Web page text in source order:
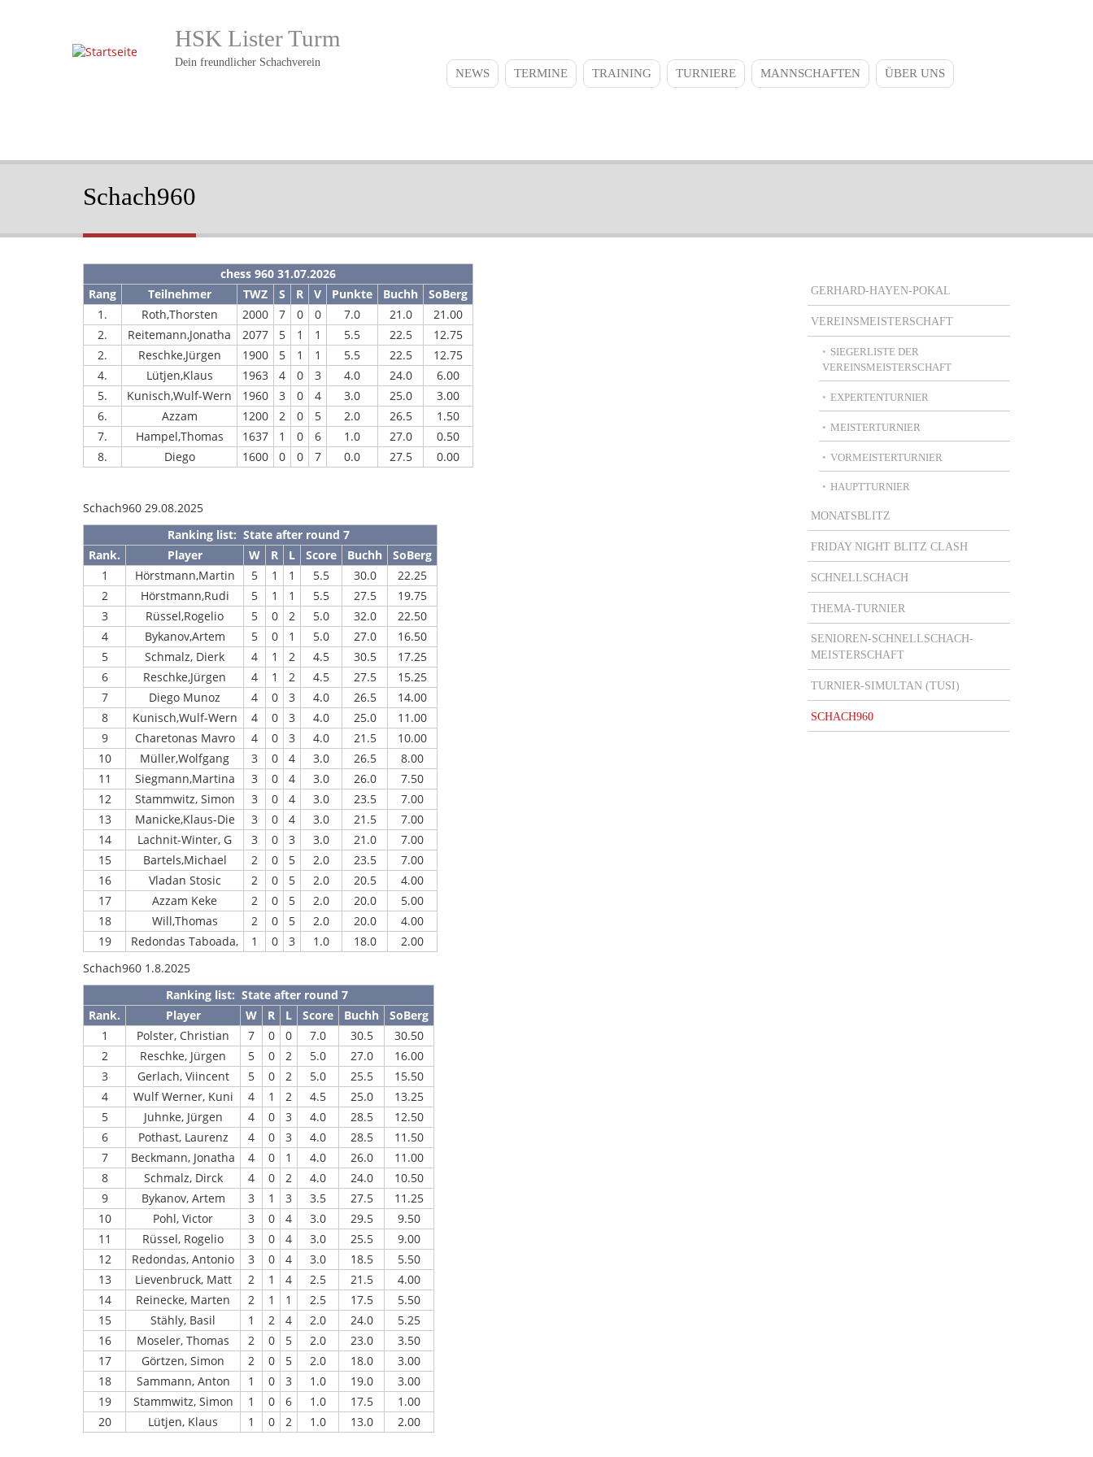
HSK Lister Turm
Dein freundlicher Schachverein
Main
NEWS TERMINE TRAINING TURNIERE MANNSCHAFTEN ÜBER UNS
Schach960
chess 960 31.07.2026
Rang
Teilnehmer TWZ S R V Punkte Buchh
SoBerg
1.
Roth,Thorsten 2000 7 0 0 7.0 21.0
21.00
2.
Reitemann,Jonatha 2077 5 1 1 5.5 22.5
12.75
2.
Reschke,Jürgen 1900 5 1 1 5.5 22.5
12.75
4.
Lütjen,Klaus 1963 4 0 3 4.0 24.0
6.00
5.
Kunisch,Wulf-Wern 1960 3 0 4 3.0 25.0
3.00
6.
Azzam 1200 2 0 5 2.0 26.5
1.50
7.
Hampel,Thomas 1637 1 0 6 1.0 27.0
0.50
8.
Diego 1600 0 0 7 0.0 27.5 0.00
Schach960 29.08.2025
Ranking list: State after round 7
Rank.
Player W R L Score Buchh
SoBerg
1
Hörstmann,Martin 5 1 1 5.5 30.0
22.25
2
Hörstmann,Rudi 5 1 1 5.5 27.5
19.75
3
Rüssel,Rogelio 5 0 2 5.0 32.0
22.50
4
Bykanov,Artem 5 0 1 5.0 27.0
16.50
5
Schmalz, Dierk 4 1 2 4.5 30.5
17.25
6
Reschke,Jürgen 4 1 2 4.5 27.5
15.25
7
Diego Munoz 4 0 3 4.0 26.5
14.00
8
Kunisch,Wulf-Wern 4 0 3 4.0 25.0
11.00
9
Charetonas Mavro 4 0 3 4.0 21.5
10.00
10
Müller,Wolfgang 3 0 4 3.0 26.5
8.00
11
Siegmann,Martina 3 0 4 3.0 26.0
7.50
12
Stammwitz, Simon 3 0 4 3.0 23.5
7.00
13
Manicke,Klaus-Die 3 0 4 3.0 21.5
7.00
14
Lachnit-Winter, G 3 0 3 3.0 21.0
7.00
15
Bartels,Michael 2 0 5 2.0 23.5
7.00
16
Vladan Stosic 2 0 5 2.0 20.5
4.00
17
Azzam Keke 2 0 5 2.0 20.0
5.00
18
Will,Thomas 2 0 5 2.0 20.0
4.00
19
Redondas Taboada, 1 0 3 1.0 18.0
2.00
Schach960 1.8.2025
Ranking list: State after round 7
Rank.
Player W R L Score Buchh
SoBerg
1
Polster, Christian 7 0 0 7.0 30.5
30.50
2
Reschke, Jürgen 5 0 2 5.0 27.0
16.00
3
Gerlach, Viincent 5 0 2 5.0 25.5
15.50
4
Wulf Werner, Kuni 4 1 2 4.5 25.0
13.25
5
Juhnke, Jürgen 4 0 3 4.0 28.5
12.50
6
Pothast, Laurenz 4 0 3 4.0 28.5
11.50
7
Beckmann, Jonatha 4 0 1 4.0 26.0
11.00
8
Schmalz, Dirck 4 0 2 4.0 24.0
10.50
9
Bykanov, Artem 3 1 3 3.5 27.5
11.25
10
Pohl, Victor 3 0 4 3.0 29.5
9.50
11
Rüssel, Rogelio 3 0 4 3.0 25.5
9.00
12
Redondas, Antonio 3 0 4 3.0 18.5
5.50
13
Lievenbruck, Matt 2 1 4 2.5 21.5
4.00
14
Reinecke, Marten 2 1 1 2.5 17.5
5.50
15
Stähly, Basil 1 2 4 2.0 24.0
5.25
16
Moseler, Thomas 2 0 5 2.0 23.0
3.50
17
Görtzen, Simon 2 0 5 2.0 18.0
3.00
18
Sammann, Anton 1 0 3 1.0 19.0
3.00
19
Stammwitz, Simon 1 0 6 1.0 17.5
1.00
20
Lütjen, Klaus 1 0 2 1.0 13.0 2.00
Main
navigation
GERHARD-HAYEN-POKAL
VEREINSMEISTERSCHAFT
SIEGERLISTE DER
VEREINSMEISTERSCHAFT
EXPERTENTURNIER
MEISTERTURNIER
VORMEISTERTURNIER
HAUPTTURNIER
MONATSBLITZ
FRIDAY NIGHT BLITZ CLASH
SCHNELLSCHACH
THEMA-TURNIER
SENIOREN-SCHNELLSCHACH-
MEISTERSCHAFT
TURNIER-SIMULTAN (TUSI)
SCHACH960